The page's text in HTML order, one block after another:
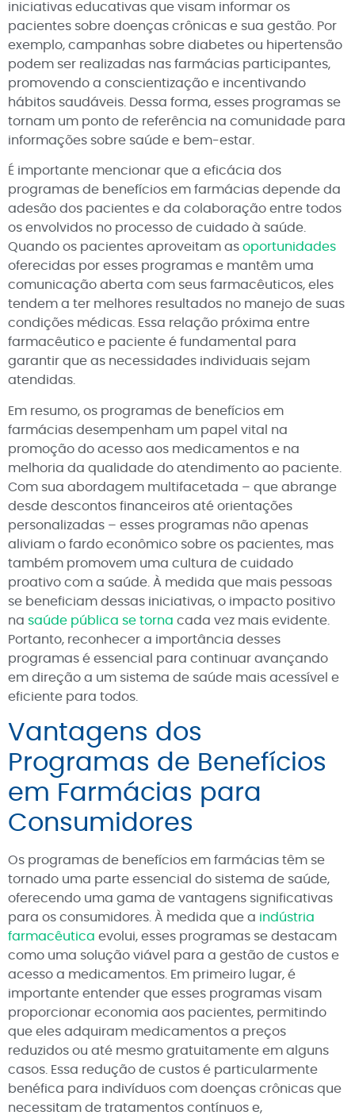
iniciativas educativas que visam informar os
pacientes sobre doenças crônicas e sua gestão. Por
exemplo, campanhas sobre diabetes ou hipertensão
podem ser realizadas nas farmácias participantes,
promovendo a conscientização e incentivando
hábitos saudáveis. Dessa forma, esses programas se
tornam um ponto de referência na comunidade para
informações sobre saúde e bem-estar.
É importante mencionar que a eficácia dos
programas de benefícios em farmácias depende da
adesão dos pacientes e da colaboração entre todos
os envolvidos no processo de cuidado à saúde.
Quando os pacientes aproveitam as oportunidades
oferecidas por esses programas e mantêm uma
comunicação aberta com seus farmacêuticos, eles
tendem a ter melhores resultados no manejo de suas
condições médicas. Essa relação próxima entre
farmacêutico e paciente é fundamental para
garantir que as necessidades individuais sejam
atendidas.
Em resumo, os programas de benefícios em
farmácias desempenham um papel vital na
promoção do acesso aos medicamentos e na
melhoria da qualidade do atendimento ao paciente.
Com sua abordagem multifacetada – que abrange
desde descontos financeiros até orientações
personalizadas – esses programas não apenas
aliviam o fardo econômico sobre os pacientes, mas
também promovem uma cultura de cuidado
proativo com a saúde. À medida que mais pessoas
se beneficiam dessas iniciativas, o impacto positivo
na saúde pública se torna cada vez mais evidente.
Portanto, reconhecer a importância desses
programas é essencial para continuar avançando
em direção a um sistema de saúde mais acessível e
eficiente para todos.
Vantagens dos
Programas de Benefícios
em Farmácias para
Consumidores
Os programas de benefícios em farmácias têm se
tornado uma parte essencial do sistema de saúde,
oferecendo uma gama de vantagens significativas
para os consumidores. À medida que a indústria
farmacêutica evolui, esses programas se destacam
como uma solução viável para a gestão de custos e
acesso a medicamentos. Em primeiro lugar, é
importante entender que esses programas visam
proporcionar economia aos pacientes, permitindo
que eles adquiram medicamentos a preços
reduzidos ou até mesmo gratuitamente em alguns
casos. Essa redução de custos é particularmente
benéfica para indivíduos com doenças crônicas que
necessitam de tratamentos contínuos e,